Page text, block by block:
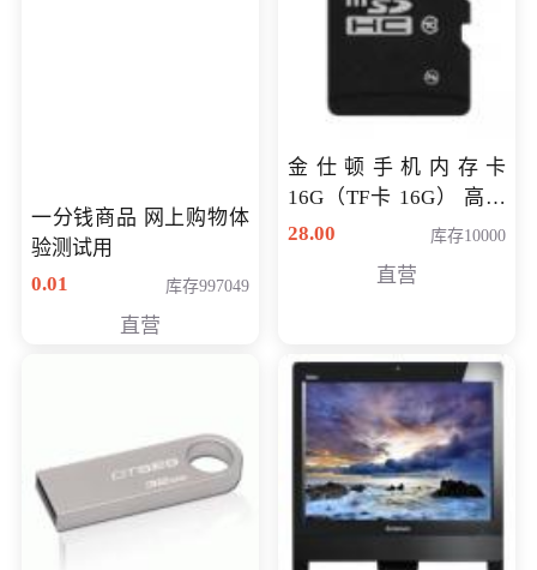
一分钱商品 网上购物体
验测试用
0.01
库存997049
直营
金仕顿手机内存卡
16G（TF卡 16G） 高速
卡 CLASS 10
28.00 库存10000
直营